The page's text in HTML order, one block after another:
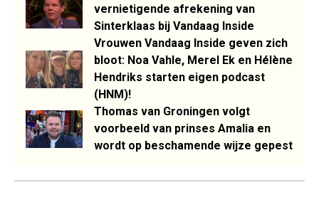
vernietigende afrekening van
Sinterklaas bij Vandaag Inside
Vrouwen Vandaag Inside geven zich
bloot: Noa Vahle, Merel Ek en Hélène
Hendriks starten eigen podcast
(HNM)!
Thomas van Groningen volgt
voorbeeld van prinses Amalia en
wordt op beschamende wijze gepest